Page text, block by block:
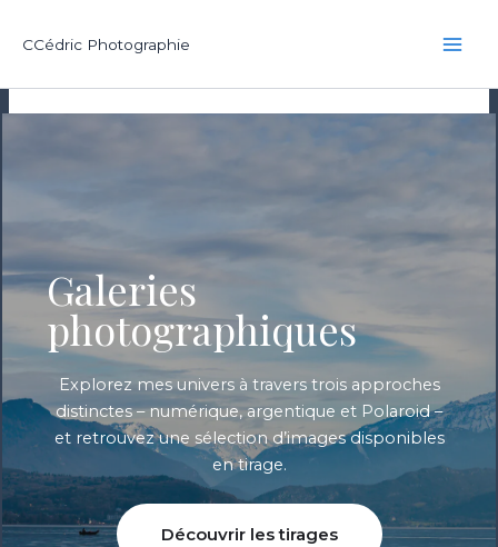
CCédric Photographie
Galeries
photographiques
Explorez mes univers à travers trois approches
distinctes – numérique, argentique et Polaroid –
et retrouvez une sélection d’images disponibles
en tirage.
Découvrir les tirages